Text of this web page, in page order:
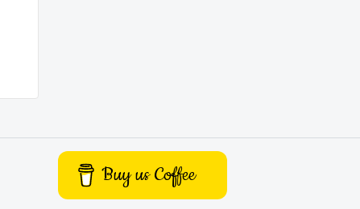
Buy us Coffee